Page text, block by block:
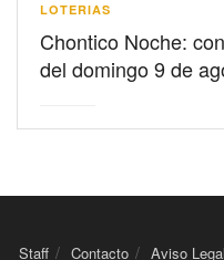
LOTERIAS
Chontico Noche:
del domingo 9 de
Staff Contacto Aviso